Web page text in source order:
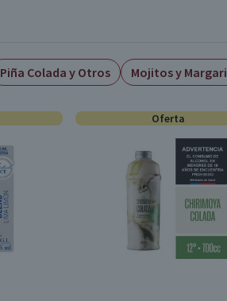
Piña Colada y Otros Mojitos y
Oferta